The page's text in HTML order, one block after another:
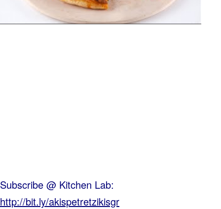
Subscribe @ Kitchen Lab:
http://bit.ly/akispetretzikisgr